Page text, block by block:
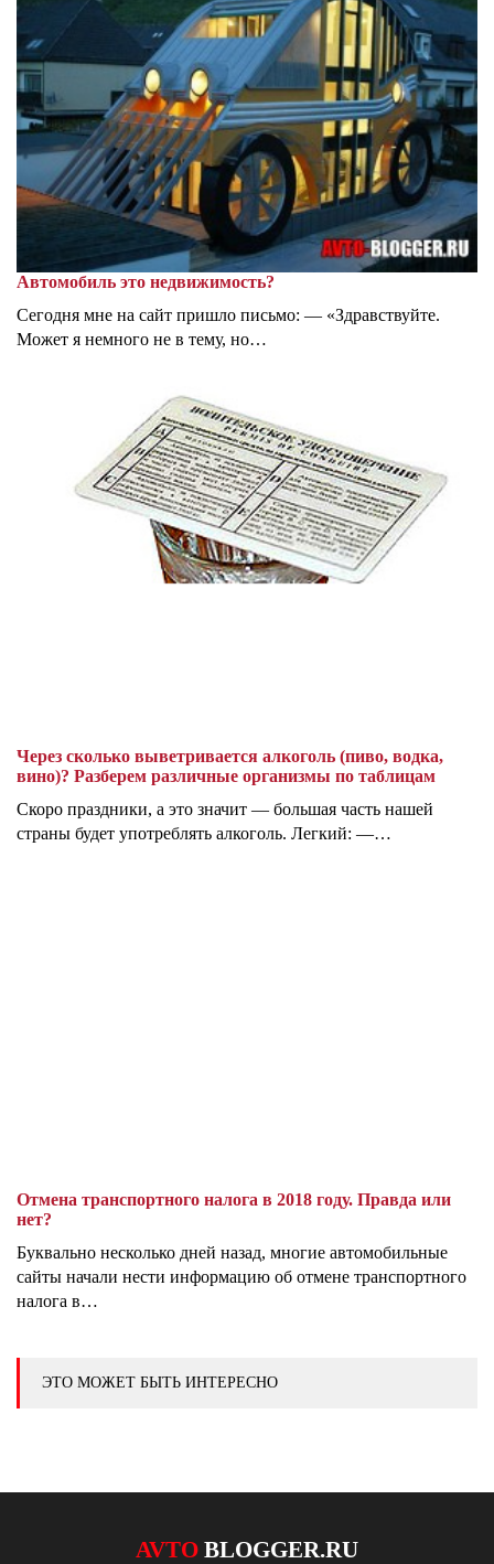
Автомобиль это недвижимость?
Сегодня мне на сайт пришло письмо: — «Здравствуйте.
Может я немного не в тему, но…
Через сколько выветривается алкоголь (пиво, водка,
вино)? Разберем различные организмы по таблицам
Скоро праздники, а это значит — большая часть нашей
страны будет употреблять алкоголь. Легкий: —…
Отмена транспортного налога в 2018 году. Правда или
нет?
Буквально несколько дней назад, многие автомобильные
сайты начали нести информацию об отмене транспортного
налога в…
ЭТО МОЖЕТ БЫТЬ ИНТЕРЕСНО
AVTO BLOGGER.RU